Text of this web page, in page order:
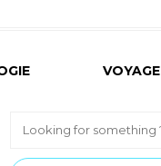
VOYAGE